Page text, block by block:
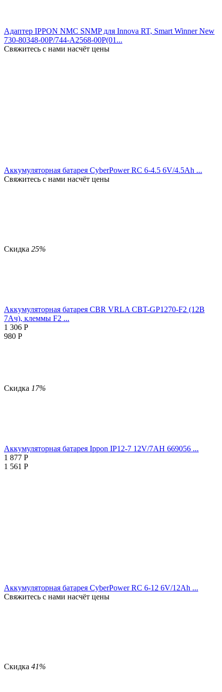
Адаптер IPPON NMC SNMP для Innova RT, Smart Winner New
730-80348-00P/744-A2568-00P(01...
Свяжитесь с нами насчёт цены
Аккумуляторная батарея CyberPower RC 6-4.5 6V/4.5Ah ...
Свяжитесь с нами насчёт цены
Скидка 25%
Аккумуляторная батарея CBR VRLA CBT-GP1270-F2 (12В
7Ач), клеммы F2 ...
1 306 Р
980 Р
Скидка 17%
Аккумуляторная батарея Ippon IP12-7 12V/7AH 669056 ...
1 877 Р
1 561 Р
Аккумуляторная батарея CyberPower RC 6-12 6V/12Ah ...
Свяжитесь с нами насчёт цены
Скидка 41%